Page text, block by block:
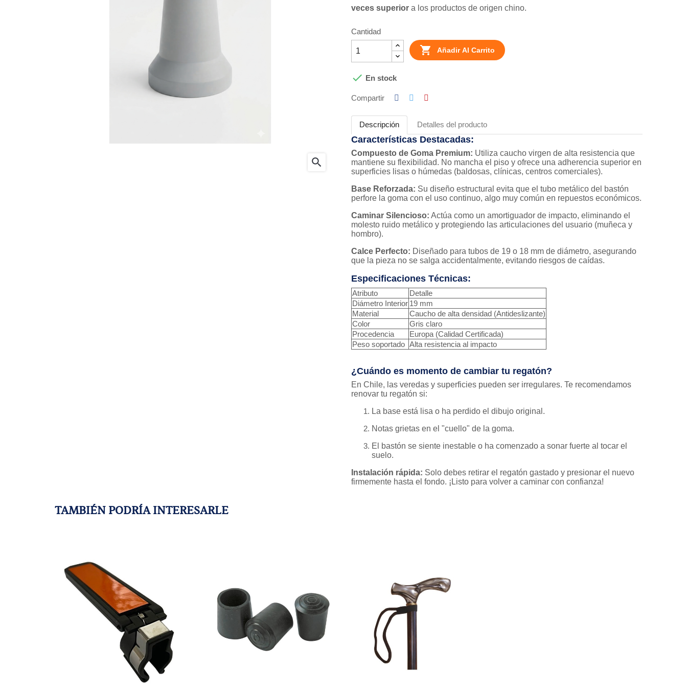
search
veces superior a los productos de origen chino.
Cantidad
 Añadir Al Carrito
 En stock
Compartir
Descripción Detalles del producto
Características Destacadas:
Compuesto de Goma Premium: Utiliza caucho virgen de alta resistencia que
mantiene su flexibilidad. No mancha el piso y ofrece una adherencia superior en
superficies lisas o húmedas (baldosas, clínicas, centros comerciales).
Base Reforzada: Su diseño estructural evita que el tubo metálico del bastón
perfore la goma con el uso continuo, algo muy común en repuestos económicos.
Caminar Silencioso: Actúa como un amortiguador de impacto, eliminando el
molesto ruido metálico y protegiendo las articulaciones del usuario (muñeca y
hombro).
Calce Perfecto: Diseñado para tubos de 19 o 18 mm de diámetro, asegurando
que la pieza no se salga accidentalmente, evitando riesgos de caídas.
Especificaciones Técnicas:
Atributo
Detalle
Diámetro Interior 19 mm
Material
Caucho de alta densidad (Antideslizante)
Color
Gris claro
Procedencia
Europa (Calidad Certificada)
Peso soportado Alta resistencia al impacto
¿Cuándo es momento de cambiar tu regatón?
En Chile, las veredas y superficies pueden ser irregulares. Te recomendamos
renovar tu regatón si:
La base está lisa o ha perdido el dibujo original.
Notas grietas en el "cuello" de la goma.
El bastón se siente inestable o ha comenzado a sonar fuerte al tocar el
suelo.
Instalación rápida: Solo debes retirar el regatón gastado y presionar el nuevo
firmemente hasta el fondo. ¡Listo para volver a caminar con confianza!
TAMBIÉN PODRÍA INTERESARLE